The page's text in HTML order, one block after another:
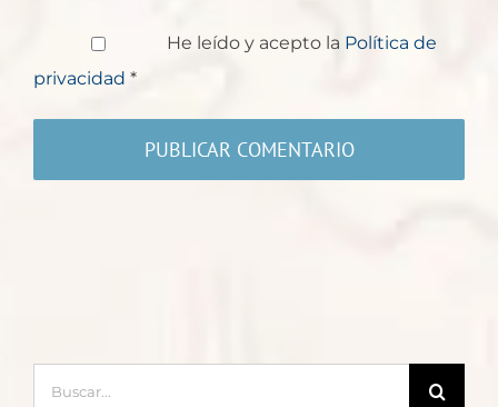
He leído y acepto la Política de
privacidad *